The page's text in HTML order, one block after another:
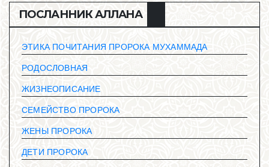
ПОСЛАННИК АЛЛАHА
ЭТИКА ПОЧИТАНИЯ ПРОРОКА МУХАММАДА
РОДОСЛОВНАЯ
ЖИЗНЕОПИСАНИЕ
СЕМЕЙСТВО ПРОРОКА
ЖЕНЫ ПРОРОКА
ДЕТИ ПРОРОКА